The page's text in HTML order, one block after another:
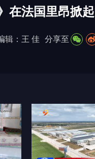
在法国里昂掀
辑：王 佳 分享至